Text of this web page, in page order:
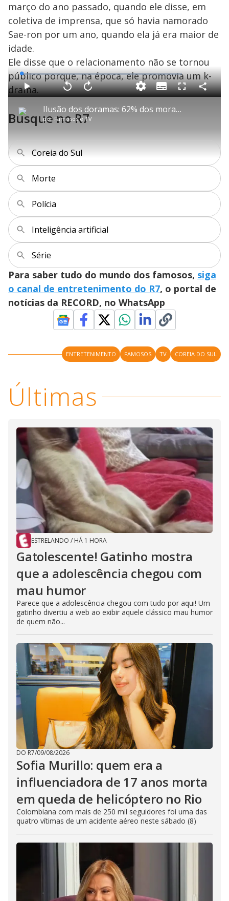
março do ano passado, quando ele disse, em
coletiva de imprensa, que só havia namorado
Sae-ron por um ano, quando ela já era maior de
idade.
Ele disse que o relacionamento não se tornou
público porque, na época, ele promovia um k-
drama.
P
l
a
y
V
i
d
e
o
Ilusão dos doramas: 62% dos moradores de Seul, na Coreia do Sul, se queixam de isolamento
por Famosos e TV
P V
t
a
r
u
n
o
A
a
n
ç
a
d
u
o
L
o
a
d
e
:
1
.
0
S
u
b
i
t
F C
o
Busque no R7
Coreia do Sul
Morte
Polícia
Inteligência artificial
Série
Para saber tudo do mundo dos famosos, siga
o canal de entretenimento do R7, o portal de
notícias da RECORD, no WhatsApp
ENTRETENIMENTO FAMOSOS TV COREIA DO SUL
Últimas
ESTRELANDO / HÁ 1 HORA
Gatolescente! Gatinho mostra
que a adolescência chegou com
mau humor
Parece que a adolescência chegou com tudo por aqui! Um
gatinho divertiu a web ao exibir aquele clássico mau humor
de quem não...
DO R7/09/08/2026
Sofia Murillo: quem era a
influenciadora de 17 anos morta
em queda de helicóptero no Rio
Colombiana com mais de 250 mil seguidores foi uma das
quatro vítimas de um acidente aéreo neste sábado (8)